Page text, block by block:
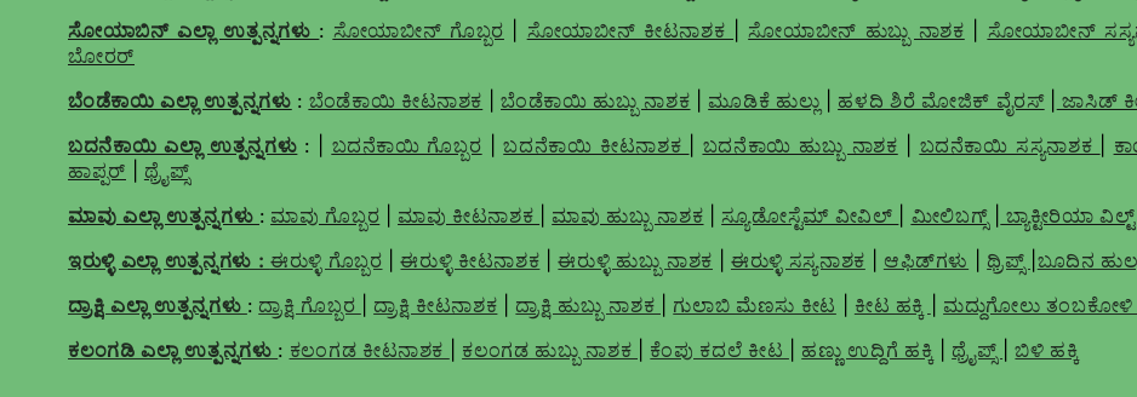
ಸೋಯಾಬಿನ್ ಎಲ್ಲಾ ಉತ್ಪನ್ನಗಳು : ಸೋಯಾಬೀನ್ ಗೊಬ್ಬರ ಸೋಯಾಬೀನ್ ಕೀಟನಾಶಕ ಸೋಯಾಬೀನ್ ಹುಬ್ಬು ನಾಶಕ ಸೋಯಾಬೀನ್
ಬೋರರ್
ಬೆಂಡೆಕಾಯಿ ಎಲ್ಲಾ ಉತ್ಪನ್ನಗಳು : ಬೆಂಡೆಕಾಯಿ ಕೀಟನಾಶಕ |ಬೆಂಡೆಕಾಯಿ ಹುಬ್ಬು ನಾಶಕ ಮೂಡಿಕೆ ಹುಲ್ಲು ಹಳದಿ ಶಿರೆ ಮೋಜಿಕ್ ವೈರಸ್| ಜಾಸಿಡ್
ಬದನೆಕಾಯಿ ಎಲ್ಲಾ ಉತ್ಪನ್ನಗಳು : | ಬದನೆಕಾಯಿ ಗೊಬ್ಬರ |ಬದನೆಕಾಯಿ ಕೀಟನಾಶಕ ಬದನೆಕಾಯಿ ಹುಬ್ಬು ನಾಶಕ ಬದನೆಕಾಯಿ ಸಸ್ಯನಾಶಕ
ಹಾಪ್ಪರ್
ಥ್ರೈಪ್ಸ್
ಮಾವು ಎಲ್ಲಾ ಉತ್ಪನ್ನಗಳು : ಮಾವು ಗೊಬ್ಬರ ಮಾವು ಕೀಟನಾಶಕ ಮಾವು ಹುಬ್ಬು ನಾಶಕ ಸ್ಯೂಡೋಸ್ಟೆಮ್ ವೀವಿಲ್ ಮೀಲಿಬಗ್ಸ್ ಬ್ಯಾಕ್ಟೀರಿಯಾ
ಇರುಳ್ಳಿ ಎಲ್ಲಾ ಉತ್ಪನ್ನಗಳು : ಈರುಳ್ಳಿ ಗೊಬ್ಬರ |ಈರುಳ್ಳಿ ಕೀಟನಾಶಕ |ಈರುಳ್ಳಿ ಹುಬ್ಬು ನಾಶಕ ಈರುಳ್ಳಿ ಸಸ್ಯನಾಶಕ ಆಫಿಡ್‌ಗಳು ಥ್ರಿಪ್ಸ್ ಬೂದಿನ
ದ್ರಾಕ್ಷಿ ಎಲ್ಲಾ ಉತ್ಪನ್ನಗಳು : ದ್ರಾಕ್ಷಿ ಗೊಬ್ಬರ ದ್ರಾಕ್ಷಿ ಕೀಟನಾಶಕ ದ್ರಾಕ್ಷಿ ಹುಬ್ಬು ನಾಶಕ ಗುಲಾಬಿ ಮೆಣಸು ಕೀಟ ಕೀಟ ಹಕ್ಕಿ ಮದ್ದುಗೋಲು ತಂಬಕೋಳಿ
ಕಲಂಗಡಿ ಎಲ್ಲಾ ಉತ್ಪನ್ನಗಳು : ಕಲಂಗಡ ಕೀಟನಾಶಕ ಕಲಂಗಡ ಹುಬ್ಬು ನಾಶಕ ಕೆಂಪು ಕದಲೆ ಕೀಟ ಹಣ್ಣು ಉದ್ದಿಗೆ ಹಕ್ಕಿ ಥ್ರೈಪ್ಸ್ |ಬಿಳಿ ಹಕ್ಕಿ